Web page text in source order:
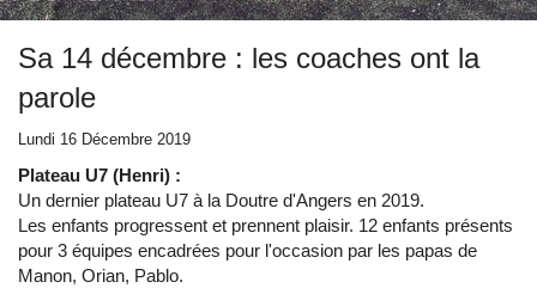
Sa 14 décembre : les coaches ont la
parole
Lundi 16 Décembre 2019
Plateau U7 (Henri) :
Un dernier plateau U7 à la Doutre d'Angers en 2019.
Les enfants progressent et prennent plaisir. 12 enfants présents
pour 3 équipes encadrées pour l'occasion par les papas de
Manon, Orian, Pablo.